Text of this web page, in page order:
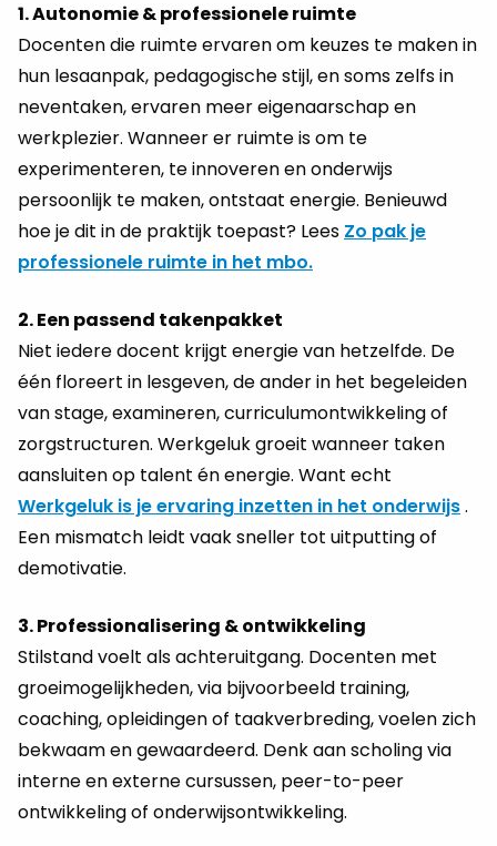
1. Autonomie & professionele ruimte
Docenten die ruimte ervaren om keuzes te maken in
hun lesaanpak, pedagogische stijl, en soms zelfs in
neventaken, ervaren meer eigenaarschap en
werkplezier. Wanneer er ruimte is om te
experimenteren, te innoveren en onderwijs
persoonlijk te maken, ontstaat energie. Benieuwd
hoe je dit in de praktijk toepast? Lees Zo pak je
professionele ruimte in het mbo.
2. Een passend takenpakket
Niet iedere docent krijgt energie van hetzelfde. De
één floreert in lesgeven, de ander in het begeleiden
van stage, examineren, curriculumontwikkeling of
zorgstructuren. Werkgeluk groeit wanneer taken
aansluiten op talent én energie. Want echt
Werkgeluk is je ervaring inzetten in het onderwijs.
Een mismatch leidt vaak sneller tot uitputting of
demotivatie.
3. Professionalisering & ontwikkeling
Stilstand voelt als achteruitgang. Docenten met
groeimogelijkheden, via bijvoorbeeld training,
coaching, opleidingen of taakverbreding, voelen zich
bekwaam en gewaardeerd. Denk aan scholing via
interne en externe cursussen, peer-to-peer
ontwikkeling of onderwijsontwikkeling.